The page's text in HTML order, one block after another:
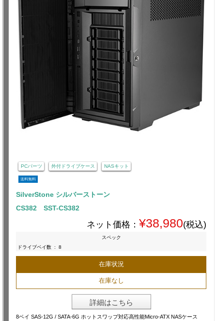
PCパーツ 外付ドライブケース NASキット
送料無料
SilverStone シルバーストーン
CS382 SST-CS382
ネット価格： ¥38,980(税込)
スペック
ドライブベイ数 : 8
在庫状況
在庫なし
詳細はこちら
8ベイ SAS-12G / SATA-6G ホットスワップ対応高性能Micro-ATX NASケース